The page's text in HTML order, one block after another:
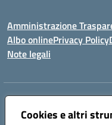
Cookies e altri
Amministrazione
Albo onlinePrivacy Policy
Note legali
Indirizzo:
Centralino:096721161